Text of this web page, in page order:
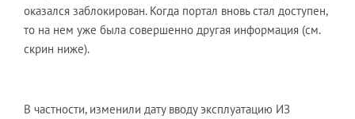
оказался заблокирован. Когда портал вновь стал доступен,
то на нем уже была совершенно другая информация (см.
скрин ниже).
В частности, изменили дату вводу эксплуатацию ИЗ